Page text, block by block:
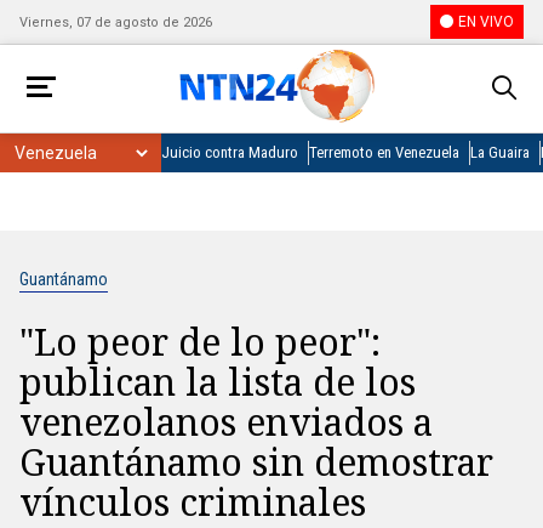
Viernes, 07 de agosto de 2026 EN VIVO
Juicio contra Maduro Terremoto en Venezuela La Guaira
Guantánamo
"Lo peor de lo peor":
publican la lista de los
venezolanos enviados a
Guantánamo sin demostrar
vínculos criminales